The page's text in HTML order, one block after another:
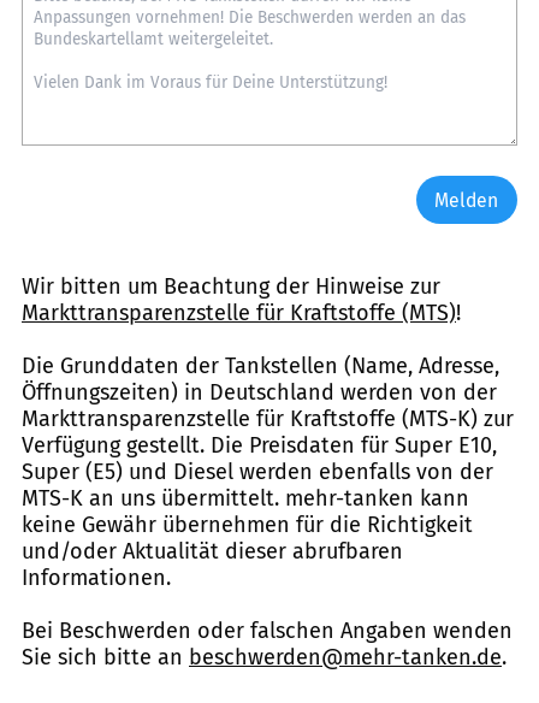
Melden
Wir bitten um Beachtung der Hinweise zur
Markttransparenzstelle für Kraftstoffe (MTS)!
Die Grunddaten der Tankstellen (Name, Adresse,
Öffnungszeiten) in Deutschland werden von der
Markttransparenzstelle für Kraftstoffe (MTS-K) zur
Verfügung gestellt. Die Preisdaten für Super E10,
Super (E5) und Diesel werden ebenfalls von der
MTS-K an uns übermittelt. mehr-tanken kann
keine Gewähr übernehmen für die Richtigkeit
und/oder Aktualität dieser abrufbaren
Informationen.
Bei Beschwerden oder falschen Angaben wenden
Sie sich bitte an beschwerden@mehr-tanken.de.